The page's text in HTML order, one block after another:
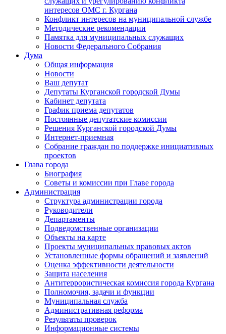
интересов ОМС г. Кургана
Конфликт интересов на муниципальной службе
Методические рекомендации
Памятка для муниципальных служащих
Новости Федерального Cобрания
Дума
Общая информация
Новости
Ваш депутат
Депутаты Курганской городской Думы
Кабинет депутата
График приема депутатов
Постоянные депутатские комиссии
Решения Курганской городской Думы
Интернет-приемная
Собрание граждан по поддержке инициативных
проектов
Глава города
Биография
Советы и комиссии при Главе города
Администрация
Структура администрации города
Руководители
Департаменты
Подведомственные организации
Объекты на карте
Проекты муниципальных правовых актов
Установленные формы обращений и заявлений
Оценка эффективности деятельности
Защита населения
Антитеррористическая комиссия города Кургана
Полномочия, задачи и функции
Муниципальная служба
Административная реформа
Результаты проверок
Информационные системы